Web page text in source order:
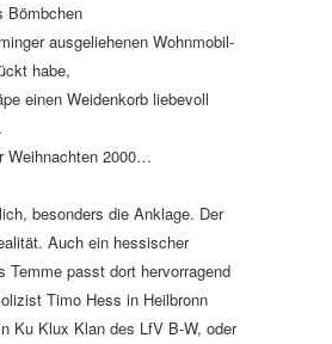
Bömbchen
ausgeliehenen Wohnmobil-
habe,
einen Weidenkorb liebevoll
Weihnachten 2000…
besonders die Anklage. Der
Auch ein hessischer
Temme passt dort hervorragend
Timo Hess in Heilbronn
Ku Klux Klan des LfV B-W, oder